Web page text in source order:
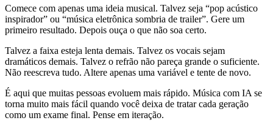
Comece com apenas uma ideia musical. Talvez seja “pop acústico
inspirador” ou “música eletrônica sombria de trailer”. Gere um
primeiro resultado. Depois ouça o que não soa certo.
Talvez a faixa esteja lenta demais. Talvez os vocais sejam
dramáticos demais. Talvez o refrão não pareça grande o suficiente.
Não reescreva tudo. Altere apenas uma variável e tente de novo.
É aqui que muitas pessoas evoluem mais rápido. Música com IA se
torna muito mais fácil quando você deixa de tratar cada geração
como um exame final. Pense em iteração.